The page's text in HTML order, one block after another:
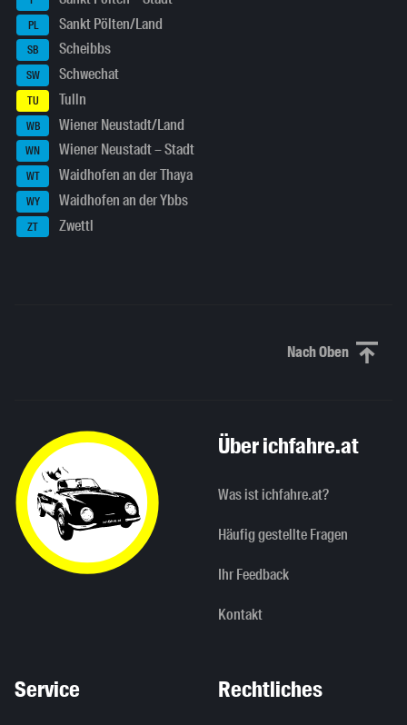
PL Sankt Pölten/Land
SB Scheibbs
SW Schwechat
TU Tulln
WB Wiener Neustadt/Land
WN Wiener Neustadt – Stadt
WT Waidhofen an der Thaya
WY Waidhofen an der Ybbs
ZT Zwettl
Nach ObenNach oben
Über ichfahre.at
Was ist ichfahre.at?
Häufig gestellte Fragen
Ihr Feedback
Kontakt
Service Rechtliches